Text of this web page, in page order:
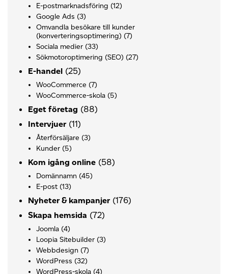
E-postmarknadsföring (12)
Google Ads (3)
Omvandla besökare till kunder
(konverteringsoptimering) (7)
Sociala medier (33)
Sökmotoroptimering (SEO) (27)
E-handel (25)
WooCommerce (7)
WooCommerce-skola (5)
Eget företag (88)
Intervjuer (11)
Återförsäljare (3)
Kunder (5)
Kom igång online (58)
Domännamn (45)
E-post (13)
Nyheter & kampanjer (176)
Skapa hemsida (72)
Joomla (4)
Loopia Sitebuilder (3)
Webbdesign (7)
WordPress (32)
WordPress-skola (4)